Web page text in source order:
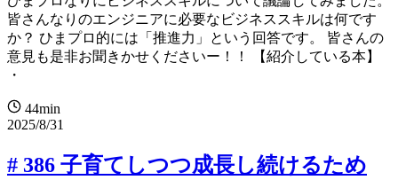
皆さんなりのエンジニアに必要なビジネススキルは何です
か？ ひまプロ的には「推進力」という回答です。 皆さんの
意見も是非お聞きかせくださいー！！ 【紹介している本】
・
44min
2025/8/31
# 386 子育てしつつ成長し続けるため